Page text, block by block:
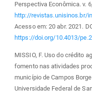
Perspectiva Econômica. v.
http://revistas.unisinos.br/
Acesso em: 20 abr. 2021.
https://doi.org/10.4013/
MISSIO, F. Uso do crédito
fomento nas atividades
município de Campos
Universidade Federal de